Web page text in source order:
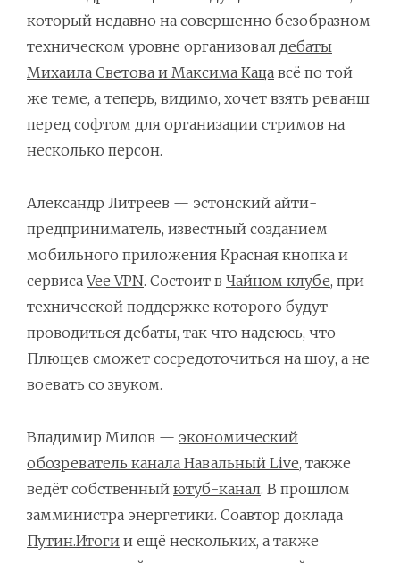
который недавно на совершенно безобразном
техническом уровне организовал дебаты
Михаила Светова и Максима Каца всё по той
же теме, а теперь, видимо, хочет взять реванш
перед софтом для организации стримов на
несколько персон.
Александр Литреев — эстонский айти-
предприниматель, известный созданием
мобильного приложения Красная кнопка и
сервисаVee VPN. Состоит в Чайном клубе, при
технической поддержке которого будут
проводиться дебаты, так что надеюсь, что
Плющев сможет сосредоточиться на шоу, а не
воевать со звуком.
Владимир Милов — экономический
обозреватель канала Навальный Live, также
ведёт собственный ютуб-канал. В прошлом
замминистра энергетики. Соавтор доклада
Путин.Итоги и ещё нескольких, а также